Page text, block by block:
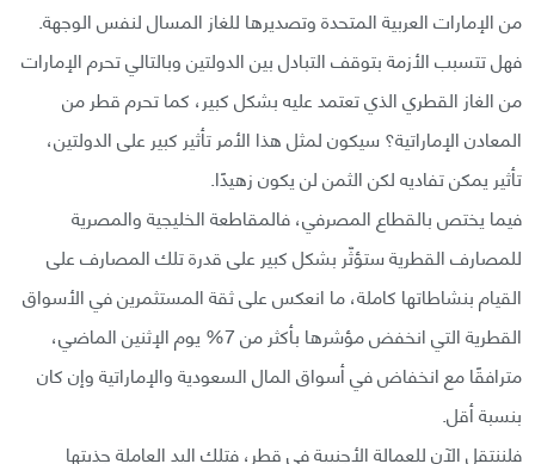
من الإمارات العربية المتحدة وتصديرها للغاز المسال لنفس الوجهة.
فهل تتسبب الأزمة بتوقف التبادل بين الدولتين وبالتالي تحرم الإمارات
من الغاز القطري الذي تعتمد عليه بشكل كبير، كما تحرم قطر من
المعادن الإماراتية؟ سيكون لمثل هذا الأمر تأثير كبير على الدولتين،
تأثير يمكن تفاديه لكن الثمن لن يكون زهيدًا.
فيما يختص بالقطاع المصرفي، فالمقاطعة الخليجية والمصرية
للمصارف القطرية ستؤثّر بشكل كبير على قدرة تلك المصارف على
القيام بنشاطاتها كاملة، ما انعكس على ثقة المستثمرين في الأسواق
القطرية التي انخفض مؤشرها بأكثر من 7% يوم الإثنين الماضي،
مترافقًا مع انخفاض في أسواق المال السعودية والإماراتية وإن كان
بنسبة أقل.
فلننتقل الآن للعمالة الأجنبية في قطر، فتلك اليد العاملة جذبتها